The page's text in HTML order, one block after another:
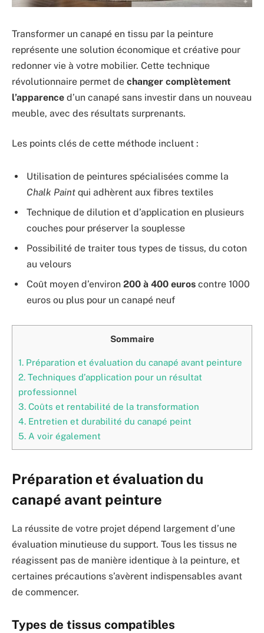
Transformer un canapé en tissu par la peinture
représente une solution économique et créative pour
redonner vie à votre mobilier. Cette technique
révolutionnaire permet de changer complètement
l’apparence d’un canapé sans investir dans un nouveau
meuble, avec des résultats surprenants.
Les points clés de cette méthode incluent :
Utilisation de peintures spécialisées comme la
Chalk Paint qui adhèrent aux fibres textiles
Technique de dilution et d’application en plusieurs
couches pour préserver la souplesse
Possibilité de traiter tous types de tissus, du coton
au velours
Coût moyen d’environ 200 à 400 euros contre 1000
euros ou plus pour un canapé neuf
Sommaire
1. Préparation et évaluation du canapé avant peinture
2. Techniques d’application pour un résultat
professionnel
3. Coûts et rentabilité de la transformation
4. Entretien et durabilité du canapé peint
5. A voir également
Préparation et évaluation du
canapé avant peinture
La réussite de votre projet dépend largement d’une
évaluation minutieuse du support. Tous les tissus ne
réagissent pas de manière identique à la peinture, et
certaines précautions s’avèrent indispensables avant
de commencer.
Types de tissus compatibles